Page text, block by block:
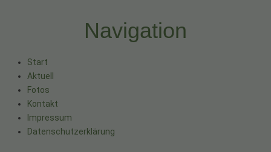
Navigation
Start
Aktuell
Fotos
Kontakt
Impressum
Datenschutzerklärung